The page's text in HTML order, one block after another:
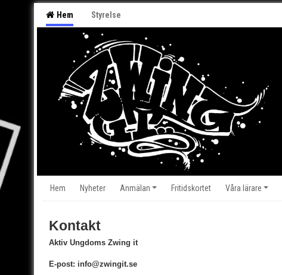
Hem Styrelse
Hem Nyheter Anmälan Fritidskortet Våra lärare
Kontakt
Aktiv Ungdoms Zwing it
E-post: info@zwingit.se